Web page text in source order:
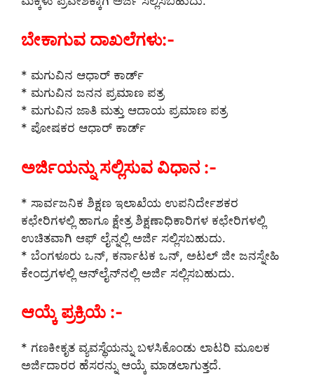
ಬೇಕಾಗುವ ದಾಖಲೆಗಳು:-
* ಮಗುವಿನ ಆಧಾರ್ ಕಾರ್ಡ್
* ಮಗುವಿನ ಜನನ ಪ್ರಮಾಣ ಪತ್ರ
* ಮಗುವಿನ ಜಾತಿ ಮತ್ತು ಆದಾಯ ಪ್ರಮಾಣ ಪತ್ರ
* ಪೋಷಕರ ಆಧಾರ್ ಕಾರ್ಡ್
ಅರ್ಜಿಯನ್ನು ಸಲ್ಲಿಸುವ ವಿಧಾನ :-
* ಸಾರ್ವಜನಿಕ ಶಿಕ್ಷಣ ಇಲಾಖೆಯ ಉಪನಿರ್ದೇಶಕರ
ಕಛೇರಿಗಳಲ್ಲಿ ಹಾಗೂ ಕ್ಷೇತ್ರ ಶಿಕ್ಷಣಾಧಿಕಾರಿಗಳ ಕಛೇರಿಗಳಲ್ಲಿ
ಉಚಿತವಾಗಿ ಆಫ್ ಲೈನ್ನಲ್ಲಿ ಅರ್ಜಿ ಸಲ್ಲಿಸಬಹುದು.
* ಬೆಂಗಳೂರು ಒನ್, ಕರ್ನಾಟಕ ಒನ್, ಅಟಲ್ ಜೀ ಜನಸ್ನೇಹಿ
ಕೇಂದ್ರಗಳಲ್ಲಿ ಆನ್‌ಲೈನ್‌ನಲ್ಲಿ ಅರ್ಜಿ ಸಲ್ಲಿಸಬಹುದು.
ಆಯ್ಕೆ ಪ್ರಕ್ರಿಯೆ :-
* ಗಣಕೀಕೃತ ವ್ಯವಸ್ಥೆಯನ್ನು ಬಳಸಿಕೊಂಡು ಲಾಟರಿ ಮೂಲಕ
ಅರ್ಜಿದಾರರ ಹೆಸರನ್ನು ಆಯ್ಕೆ ಮಾಡಲಾಗುತ್ತದೆ.